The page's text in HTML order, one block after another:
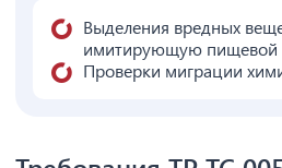
Выделения вредных
имитирующую пищевой
Проверки миграции